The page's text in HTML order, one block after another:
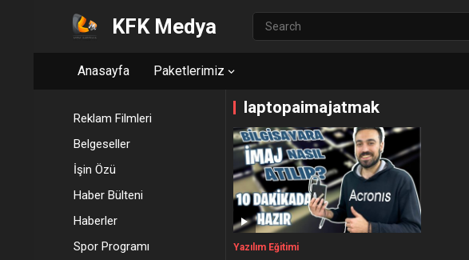
KFK Medya
Anasayfa Paketlerimiz
Reklam Filmleri
Belgeseller
İşin Özü
Haber Bülteni
Haberler
Spor Programı
laptopaimajatmak
Yazılım Eğitimi